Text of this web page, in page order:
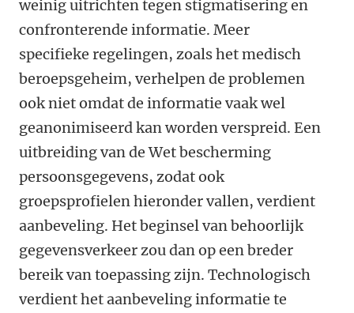
weinig uitrichten tegen stigmatisering en
confronterende informatie. Meer
specifieke regelingen, zoals het medisch
beroepsgeheim, verhelpen de problemen
ook niet omdat de informatie vaak wel
geanonimiseerd kan worden verspreid. Een
uitbreiding van de Wet bescherming
persoonsgegevens, zodat ook
groepsprofielen hieronder vallen, verdient
aanbeveling. Het beginsel van behoorlijk
gegevensverkeer zou dan op een breder
bereik van toepassing zijn. Technologisch
verdient het aanbeveling informatie te